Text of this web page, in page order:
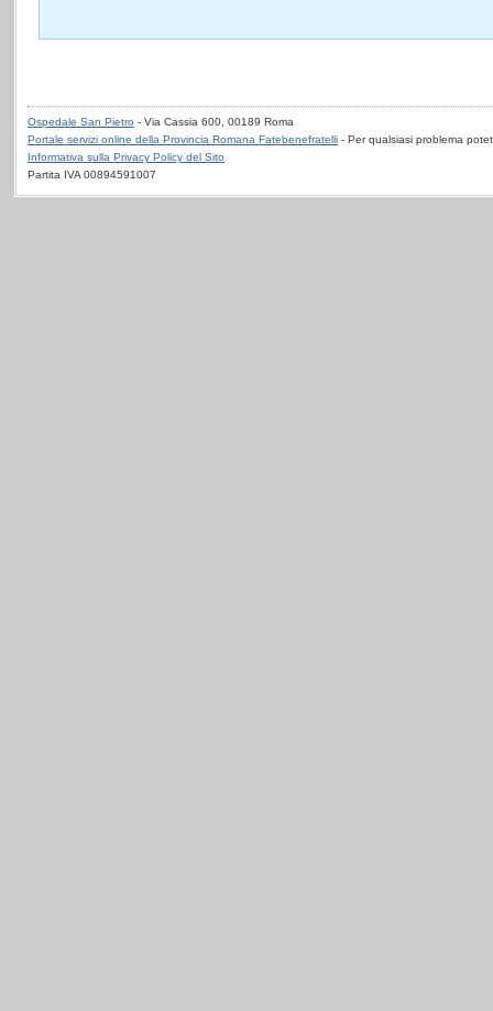
Ospedale San Pietro - Via Cassia 600, 00189 Roma
Portale servizi online della Provincia Romana Fatebenefratelli - Per qualsiasi problema
Informativa sulla Privacy Policy del Sito
Partita IVA 00894591007